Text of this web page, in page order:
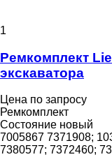
1
Ремкомплект
экскаватора
Цена по запросу
Ремкомплект
Состояние новый
7005867 7371908;
7380577; 7372460;